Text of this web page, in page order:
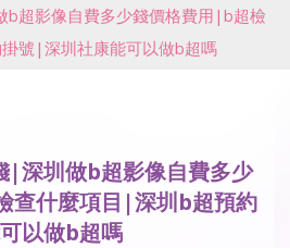
b超影像自費多少錢價格費用|b超檢
號|深圳社康能可以做b超嗎
|深圳做b超影像自費多少
查什麼項目|深圳b超預約
以做b超嗎